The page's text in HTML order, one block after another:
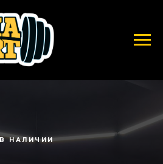
В НАЛИЧИИ